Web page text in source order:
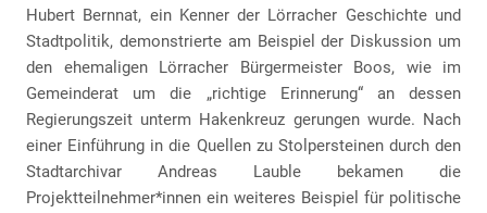
Hubert Bernnat, ein Kenner der Lörracher Geschichte und
Stadtpolitik, demonstrierte am Beispiel der Diskussion um
den ehemaligen Lörracher Bürgermeister Boos, wie im
Gemeinderat um die „richtige Erinnerung“ an dessen
Regierungszeit unterm Hakenkreuz gerungen wurde. Nach
einer Einführung in die Quellen zu Stolpersteinen durch den
Stadtarchivar Andreas Lauble bekamen die
Projektteilnehmer*innen ein weiteres Beispiel für politische